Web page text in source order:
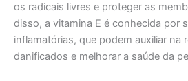
os radicais livres e proteger as
disso, a vitamina E é conhecida por
inflamatórias, que podem auxiliar na
danificados e melhorar a saúde da